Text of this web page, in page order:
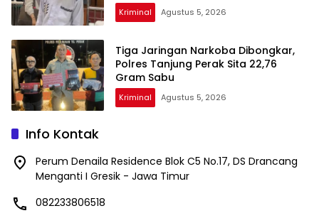
Kriminal Agustus 5, 2026
Tiga Jaringan Narkoba Dibongkar,
Polres Tanjung Perak Sita 22,76
Gram Sabu
Kriminal Agustus 5, 2026
Info Kontak
Perum Denaila Residence Blok C5 No.17, DS Drancang
Menganti I Gresik - Jawa Timur
082233806518